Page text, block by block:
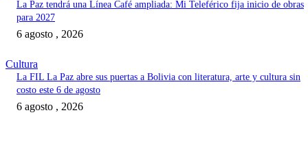
La Paz tendrá una Línea Café ampliada: Mi Teleférico fija inicio de obras
para 2027
6 agosto , 2026
Cultura
La FIL La Paz abre sus puertas a Bolivia con literatura, arte y cultura sin
costo este 6 de agosto
6 agosto , 2026